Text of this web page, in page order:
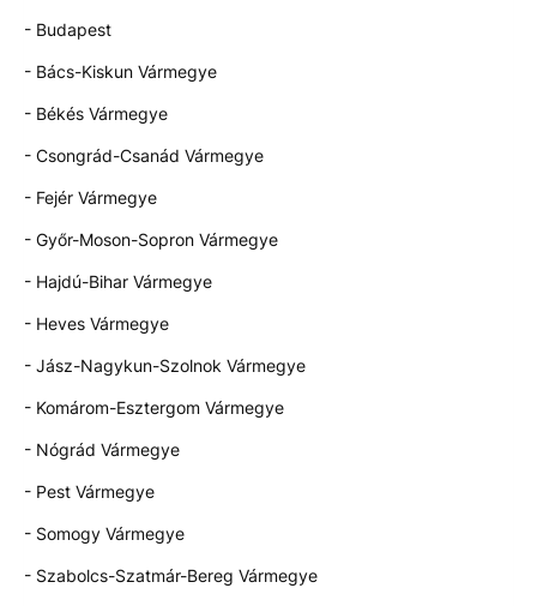
- Budapest
- Bács-Kiskun Vármegye
- Békés Vármegye
- Csongrád-Csanád Vármegye
- Fejér Vármegye
- Győr-Moson-Sopron Vármegye
- Hajdú-Bihar Vármegye
- Heves Vármegye
- Jász-Nagykun-Szolnok Vármegye
- Komárom-Esztergom Vármegye
- Nógrád Vármegye
- Pest Vármegye
- Somogy Vármegye
- Szabolcs-Szatmár-Bereg Vármegye